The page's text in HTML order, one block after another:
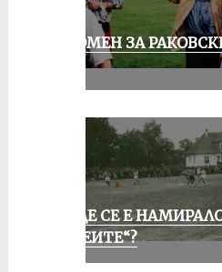
СПОМЕН ЗА
КЪДЕ СЕ Е
„АЛЕИТЕ“?